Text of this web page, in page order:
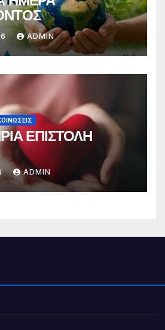
ADMIN
ΕΠΙΣΤΟΛΗ
ADMIN